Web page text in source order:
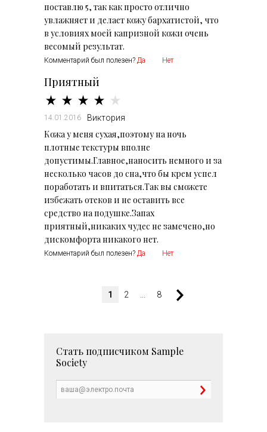
поставлю 5, так как просто отлично
увлажняет и делает кожу бархатистой, что
в условиях моей капризной кожи очень
весомый результат.
Комментарий был полезен? Да Нет
Приятный
14.01.2016 Виктория
Кожа у меня сухая,поэтому на ночь
плотные текстуры вполне
допустимы.Главное,наносить немного и за
несколько часов до сна,что бы крем успел
поработать и впитаться.Так вы сможете
избежать отеков и не оставить все
средство на подушке.Запах
приятный,никаких чудес не замечено,но
дискомфорта никакого нет.
Комментарий был полезен? Да Нет
1 2 8
Стать подписчиком Sample
Society